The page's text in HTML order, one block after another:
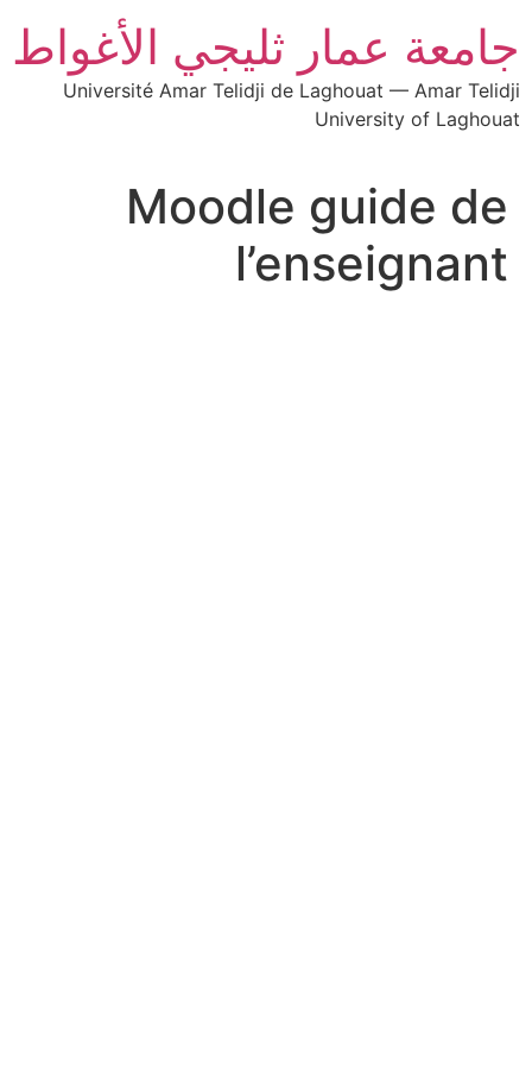
جامعة عمار ثليجي الأغواط
Université Amar Telidji de Laghouat — Amar Telidji
University of Laghouat
Moodle guide de
l’enseignant